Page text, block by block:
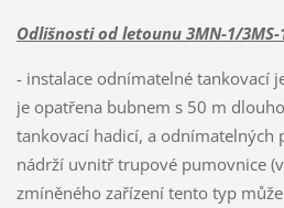
Odlišnosti od letounu 3MN-1/3MS-
- instalace odnímatelné tankovací
je opatřena bubnem s 50 m
tankovací hadicí, a odnímatelných
nádrží uvnitř trupové pumovnice
zmíněného zařízení tento typ